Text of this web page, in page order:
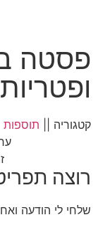
פסטה
ופטריות
קטגוריה || תוספות
רוצה
שלחי לי הודעה